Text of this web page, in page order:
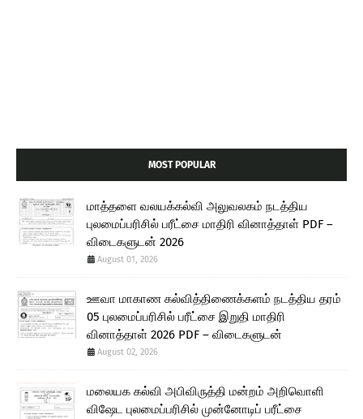
MOST POPULAR
மாத்தளை வலயக்கல்வி அலுவலகம் நடத்திய
புலமைப்பரிசில் பரீட்சை மாதிரி வினாத்தாள் PDF –
விடைகளுடன் 2026
August 01, 2026
ஊவா மாகாண கல்வித்திணைக்களம் நடத்திய தரம்
05 புலமைப்பரிசில் பரீட்சை இறுதி மாதிரி
வினாத்தாள் 2026 PDF – விடைகளுடன்
August 02, 2026
மலையக கல்வி அபிவிருத்தி மன்றம் அறிவொளி
விஷேட புலமைப்பரிசில் முன்னோடிப் பரீட்சை